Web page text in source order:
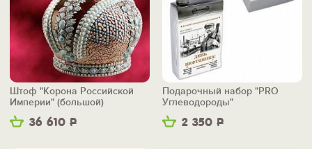
36 610 Р
Штоф "Корона Российской
Империи" (большой)
2 350 Р
Подарочный набор "PRO
Углеводороды"